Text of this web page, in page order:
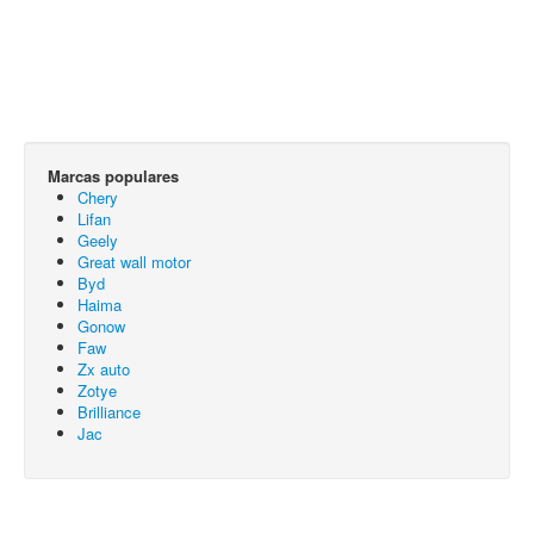
Marcas populares
Chery
Lifan
Geely
Great wall motor
Byd
Haima
Gonow
Faw
Zx auto
Zotye
Brilliance
Jac